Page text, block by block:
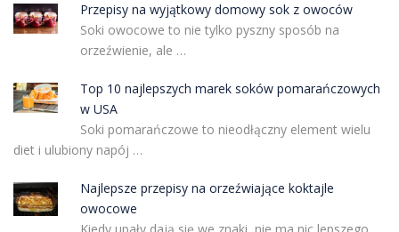
Przepisy na wyjątkowy domowy sok z owoców
Soki owocowe to nie tylko pyszny sposób na
orzeźwienie, ale …
Top 10 najlepszych marek soków pomarańczowych
w USA
Soki pomarańczowe to nieodłączny element wielu
diet i ulubiony napój …
Najlepsze przepisy na orzeźwiające koktajle
owocowe